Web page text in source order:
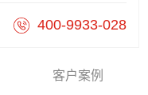
400-9933-028
客户案例